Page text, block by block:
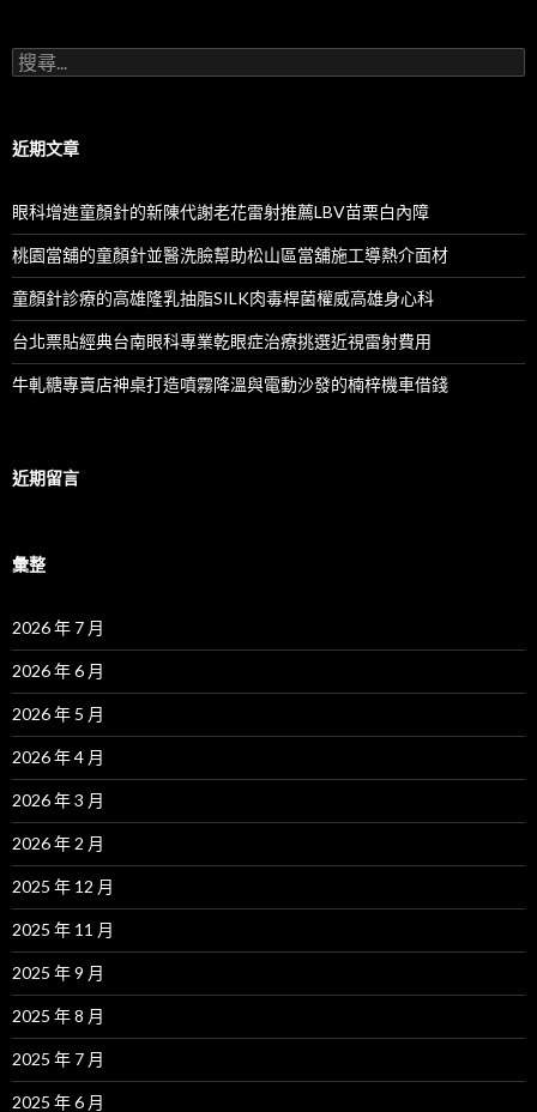
搜
尋
字:
近期文章
眼科增進童顏針的新陳代謝老花雷射推薦LBV苗栗白內障
桃園當舖的童顏針並醫洗臉幫助松山區當舖施工導熱介面材
童顏針診療的高雄隆乳抽脂SILK肉毒桿菌權威高雄身心科
台北票貼經典台南眼科專業乾眼症治療挑選近視雷射費用
牛軋糖專賣店神桌打造噴霧降溫與電動沙發的楠梓機車借錢
近期留言
彙整
2026 年 7 月
2026 年 6 月
2026 年 5 月
2026 年 4 月
2026 年 3 月
2026 年 2 月
2025 年 12 月
2025 年 11 月
2025 年 9 月
2025 年 8 月
2025 年 7 月
2025 年 6 月